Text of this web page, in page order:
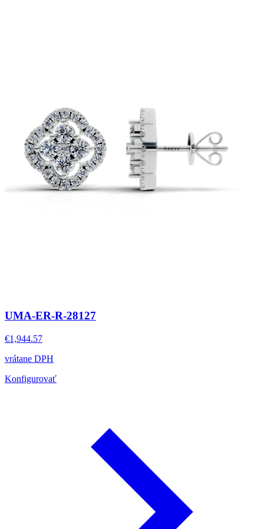
UMA-ER-R-28127
€1,944.57
vrátane DPH
Konfigurovať